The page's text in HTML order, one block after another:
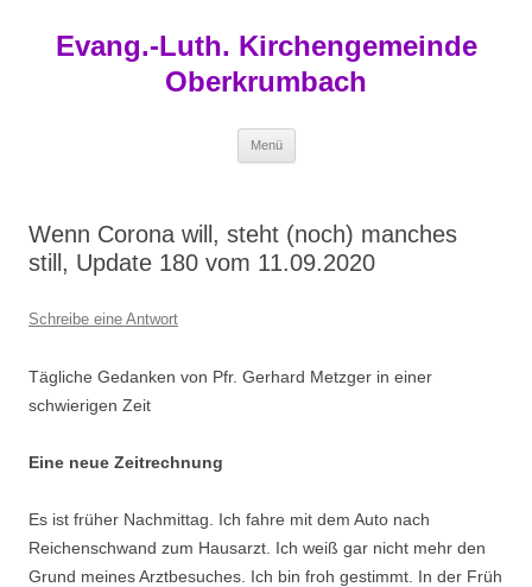
springen
Evang.-Luth. Kirchengemeinde
Oberkrumbach
Menü
Wenn Corona will, steht (noch) manches
still, Update 180 vom 11.09.2020
Schreibe eine Antwort
Tägliche Gedanken von Pfr. Gerhard Metzger in einer
schwierigen Zeit
Eine neue Zeitrechnung
Es ist früher Nachmittag. Ich fahre mit dem Auto nach
Reichenschwand zum Hausarzt. Ich weiß gar nicht mehr den
Grund meines Arztbesuches. Ich bin froh gestimmt. In der Früh